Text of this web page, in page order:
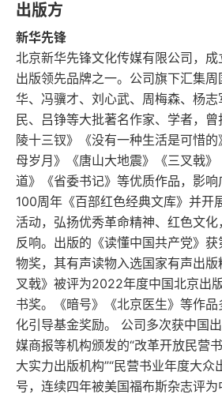
以人为本，中国文化修行
文化的报应
中国的文化需要补课吗
靠什么拯救世界
大众情绪与文化自觉
现代知识分子还要肩起启蒙责任吗
论“新知识者”及其“话筒”
巴金的启示
沉思闻一多
沉思鲁迅
条件不伤害别人，保留一点不同
一点的冗余最终可以带来很大的
怎么样走，又能怎样走，这不仅
而且还是一个过程问题，关键
出版方
新华先锋
北京新华先锋文化传媒有限公司，
出版领先品牌之一。公司旗下汇集
华、冯骥才、刘心武、周梅森、杨
民、吕铮等大批著名作家、学者，
陵十三钗》《没有一种生活是可惜
母岁月》《唐山大地震》《三叉戟
道》《省委书记》等优质作品，影
100周年《百部红色经典文库》并开
活动，弘扬优秀革命精神、红色文
反响。出版的《读懂中国共产党》
物奖，其有声读物入选国家有声出
叉戟》被评为2022年度中国北京出
书奖。《暗号》《北京医生》等作
化引导基金奖励。 公司多次获中国
媒商报等机构颁发的“改革开放民营
大实力出版机构”“民营书业年度大众
号，连续四年被美国福布斯杂志评